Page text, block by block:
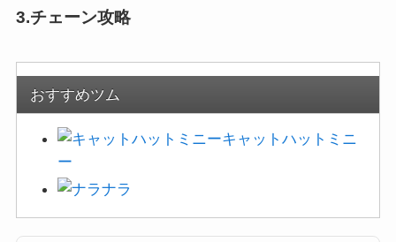
3.チェーン攻略
おすすめツム
キャットハットミニ
ー
ナラ